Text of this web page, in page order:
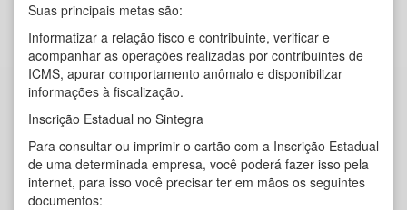
Suas principais metas são:
Informatizar a relação fisco e contribuinte, verificar e
acompanhar as operações realizadas por contribuintes de
ICMS, apurar comportamento anômalo e disponibilizar
informações à fiscalização.
Inscrição Estadual no Sintegra
Para consultar ou imprimir o cartão com a Inscrição Estadual
de uma determinada empresa, você poderá fazer isso pela
internet, para isso você precisar ter em mãos os seguintes
documentos: